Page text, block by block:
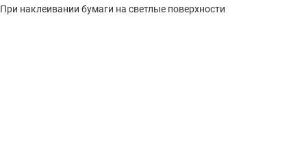
наклеивании бумаги на светлые поверхности